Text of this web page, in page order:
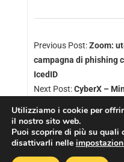
Previous Post:Zoom:
campagna di phishing
IcedID
Next Post:CyberX –
Utilizziamo i cookie per
il nostro sito web.
Puoi scoprire di più su
disattivarli nelle